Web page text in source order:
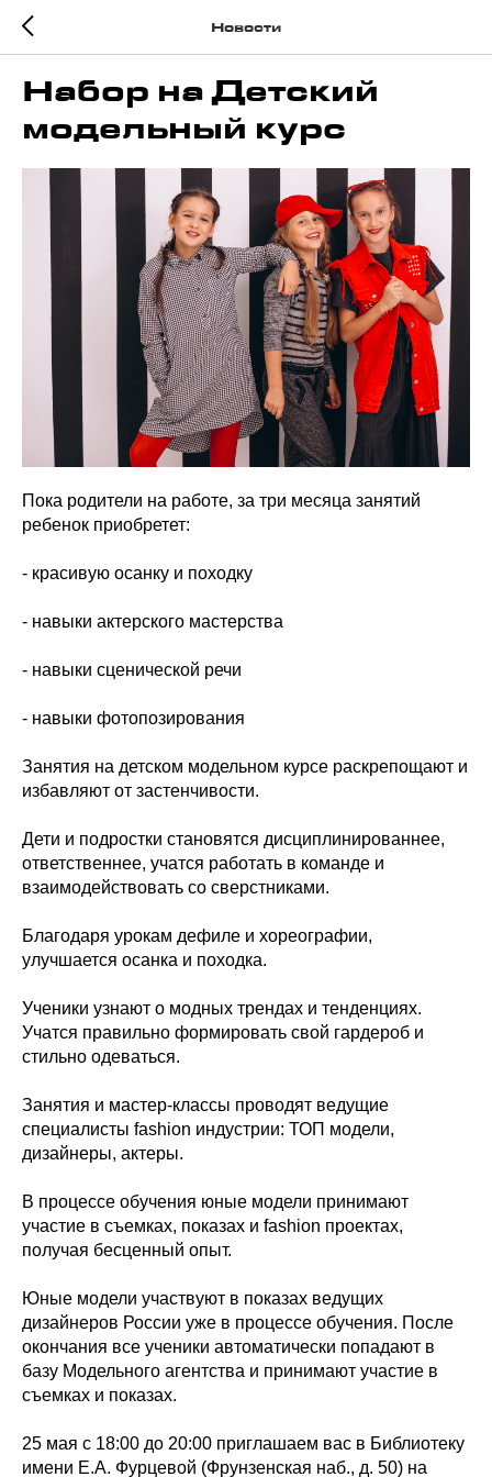
Новости
Набор на Детский
модельный курс
Пока родители на работе, за три месяца занятий
ребенок приобретет:
- красивую осанку и походку
- навыки актерского мастерства
- навыки сценической речи
- навыки фотопозирования
Занятия на детском модельном курсе раскрепощают и
избавляют от застенчивости.
Дети и подростки становятся дисциплинированнее,
ответственнее, учатся работать в команде и
взаимодействовать со сверстниками.
Благодаря урокам дефиле и хореографии,
улучшается осанка и походка.
Ученики узнают о модных трендах и тенденциях.
Учатся правильно формировать свой гардероб и
стильно одеваться.
Занятия и мастер-классы проводят ведущие
специалисты fashion индустрии: ТОП модели,
дизайнеры, актеры.
В процессе обучения юные модели принимают
участие в съемках, показах и fashion проектах,
получая бесценный опыт.
Юные модели участвуют в показах ведущих
дизайнеров России уже в процессе обучения. После
окончания все ученики автоматически попадают в
базу Модельного агентства и принимают участие в
съемках и показах.
25 мая с 18:00 до 20:00 приглашаем вас в Библиотеку
имени Е.А. Фурцевой (Фрунзенская наб., д. 50) на